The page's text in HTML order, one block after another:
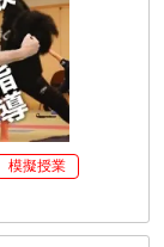
模擬授業